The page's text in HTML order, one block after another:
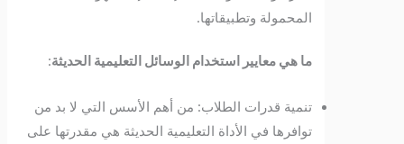
المحمولة وتطبيقاتها.
ما هي معايير استخدام الوسائل التعليمية الحديثة:
تنمية قدرات الطلاب: من أهم الأسس التي لا بد من
توافرها في الأداة التعليمية الحديثة هي مقدرتها على